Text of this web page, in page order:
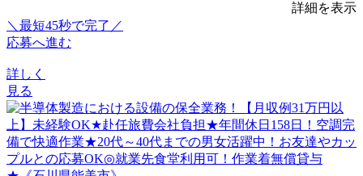
詳細を表示
＼最短45秒で完了／
応募へ進む
詳しく
見る